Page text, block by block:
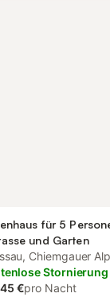
für 5
und Garten
Chiemgauer
Stornierung
€pro Nacht